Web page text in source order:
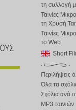
τη συλλογή
Ταινίες
τη Χρυσή
Ταινίες
το Web
Short
Περιλήψεις
Όλα τα
Σχόλια ανά
MP3 ταινιών